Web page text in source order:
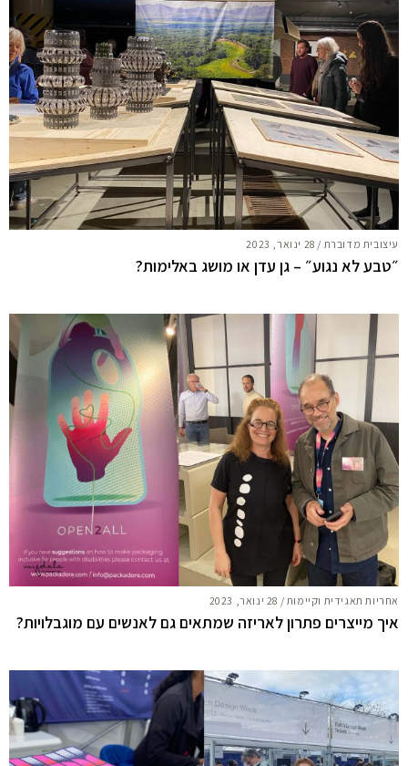
עיצובית מדוברת / 28 ינואר, 2023
״טבע לא נגוע״ – גן עדן או מושג באלימות?
אחריות תאגידית וקיימות / 28 ינואר, 2023
איך מייצרים פתרון לאריזה שמתאים גם לאנשים עם מוגבלויות?